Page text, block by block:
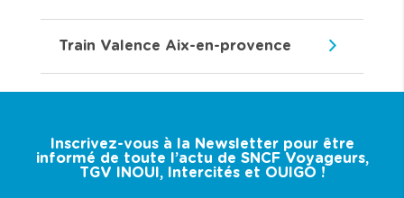
Train Valence Aix-en-provence
Inscrivez-vous à la Newsletter pour être
informé de toute l’actu de SNCF Voyageurs,
TGV INOUI, Intercités et OUIGO !